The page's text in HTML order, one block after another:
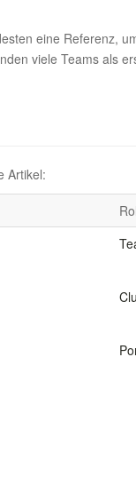
eine Referenz,
viele Teams als
Artikel: